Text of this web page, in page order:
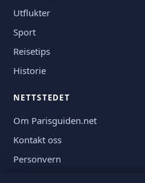
Utflukter
Sport
Reisetips
Historie
NETTSTEDET
Om Parisguiden.net
Kontakt oss
Personvern